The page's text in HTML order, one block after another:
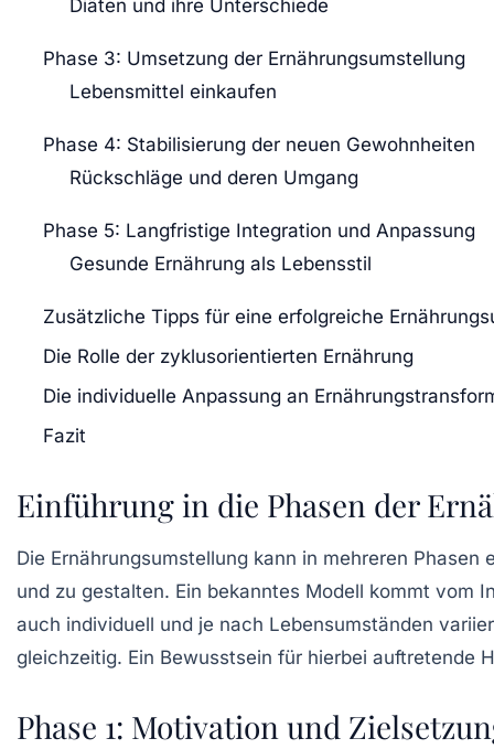
Diäten und ihre Unterschiede
Phase 3: Umsetzung der Ernährungsumstellung
Lebensmittel einkaufen
Phase 4: Stabilisierung der neuen Gewohnheiten
Rückschläge und deren Umgang
Phase 5: Langfristige Integration und Anpassung
Gesunde Ernährung als Lebensstil
Zusätzliche Tipps für eine erfolgreiche
Die Rolle der zyklusorientierten Ernährung
Die individuelle Anpassung an
Fazit
Einführung in die Phasen der
Die Ernährungsumstellung kann in mehreren Phasen
und zu gestalten. Ein bekanntes Modell kommt vom
auch individuell und je nach Lebensumständen
gleichzeitig. Ein Bewusstsein für hierbei auftretende
Phase 1: Motivation und